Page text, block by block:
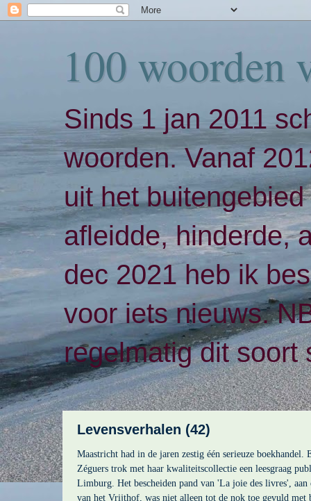
100 woorden
Sinds 1 jan 2011
woorden. Vanaf
uit het
afleidde, hinderde,
dec 2021 heb ik
voor iets nieuws.
regelmatig dit soort
Levensverhalen (42)
Maastricht had in de jaren zestig één serieuze boekhandel.
Zéguers trok met haar kwaliteitscollectie een leesgraag
Limburg. Het bescheiden pand van 'La joie des livres', aan
van het Vrijthof, was niet alleen tot de nok toe gevuld met